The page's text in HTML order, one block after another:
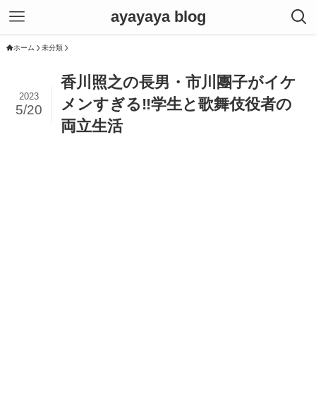
ayayaya blog
ホーム 未分類
香川照之の長男・市川團子がイケ
メンすぎる‼学生と歌舞伎役者の
両立生活
2023
5/20